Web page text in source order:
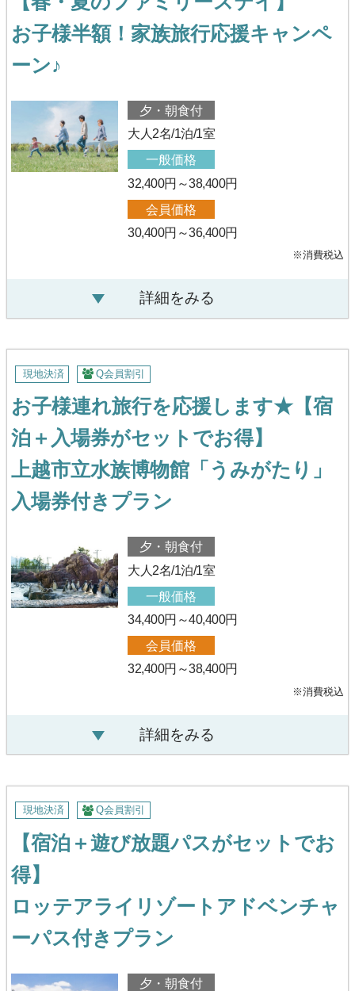
お子様半額！家族旅行応援キャンペ
ーン♪
夕・朝食付
大人2名/1泊/1室
一般価格
32,400円～38,400円
会員価格
30,400円～36,400円
※消費税込
詳細をみる
現地決済 Q会員割引
お子様連れ旅行を応援します★【宿
泊＋入場券がセットでお得】
上越市立水族博物館「うみがたり」
入場券付きプラン
夕・朝食付
大人2名/1泊/1室
一般価格
34,400円～40,400円
会員価格
32,400円～38,400円
※消費税込
詳細をみる
現地決済 Q会員割引
【宿泊＋遊び放題パスがセットでお
得】
ロッテアライリゾートアドベンチャ
ーパス付きプラン
夕・朝食付